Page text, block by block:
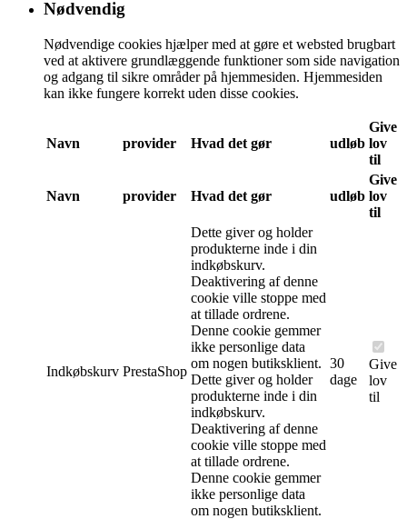
Nødvendig
Nødvendige cookies hjælper med at gøre et websted brugbart
ved at aktivere grundlæggende funktioner som side navigation
og adgang til sikre områder på hjemmesiden. Hjemmesiden
kan ikke fungere korrekt uden disse cookies.
Navn provider Hvad det gør udløb
Give
lov
til
Navn provider Hvad det gør udløb
Give
lov
til
Indkøbskurv PrestaShop
Dette giver og holder
produkterne inde i din
indkøbskurv.
Deaktivering af denne
cookie ville stoppe med
at tillade ordrene.
Denne cookie gemmer
ikke personlige data
om nogen butiksklient.
Dette giver og holder
produkterne inde i din
indkøbskurv.
Deaktivering af denne
cookie ville stoppe med
at tillade ordrene.
Denne cookie gemmer
ikke personlige data
om nogen butiksklient.
30
dage
Give
lov
til